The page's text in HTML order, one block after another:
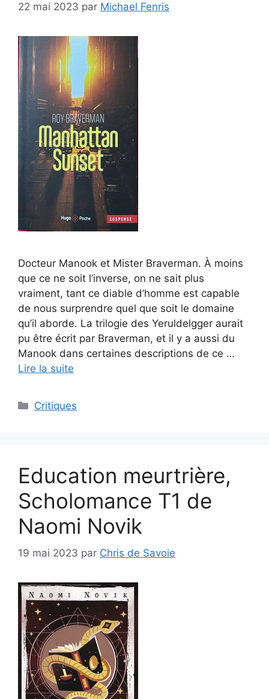
22 mai 2023 par Michael Fenris
Docteur Manook et Mister Braverman. À moins
que ce ne soit l’inverse, on ne sait plus
vraiment, tant ce diable d’homme est capable
de nous surprendre quel que soit le domaine
qu’il aborde. La trilogie des Yeruldelgger aurait
pu être écrit par Braverman, et il y a aussi du
Manook dans certaines descriptions de ce …
Lire la suite
Critiques
Education meurtrière,
Scholomance T1 de
Naomi Novik
19 mai 2023 par Chris de Savoie